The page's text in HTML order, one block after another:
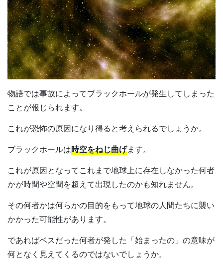
物語では事故によってブラックホールが発生してしまった
ことが報じられます。
これが恐怖の原因になり得ると考えられるでしょうか。
ブラックホールは時空をねじ曲げます。
これが原因となってこれまで地球上に存在しなかった何者
かが時間や空間を超えて出現したのかも知れません。
その何者かは何らかの目的をもって地球の人間たちに襲い
かかった可能性があります。
であればベスだった何者が発した「始まったの」の意味が
何となく見えてくるのではないでしょうか。